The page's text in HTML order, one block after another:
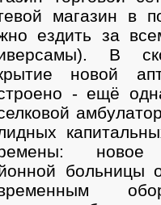
магазин в
ездить за
В
новой
- ещё
новое
больницы